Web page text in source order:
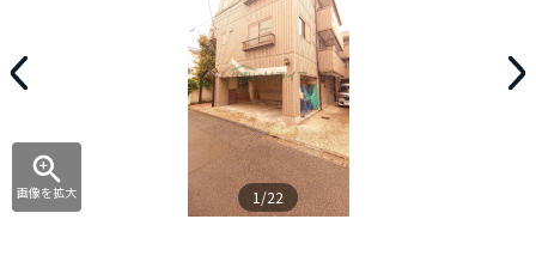
画像を拡大 1/22